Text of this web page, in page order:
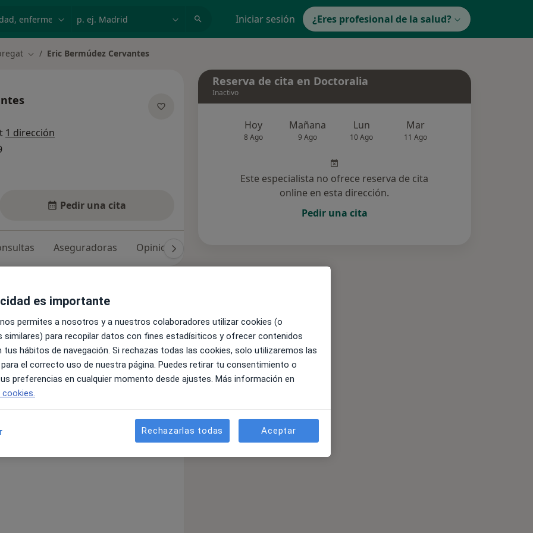
Iniciar sesión ¿Eres profesional de la salud?
Cambiar de ciudad
Eric Bermúdez Cervantes
1 dirección
Pedir una cita
Aseguradoras Opiniones (3)
pensamos en el mejor de los
sonidos. Sin embargo, la
encarga también de rehabilitación
pacientes que han sufrido una
voz y/o la rehabilitación de la
evidencia científica que va
efectivos en la rehabilitación. Es
a rehabilitar aquellos
decían "que no había nada que
Reserva de cita en Doctoralia
Inactivo
Hoy
8 Ago
Mañana
9 Ago
Lun
10 Ago
Mar
11 Ago
Este especialista no ofrece reserva de cita
online en esta dirección.
Pedir una cita
es importante
permites a nosotros y a nuestros colaboradores utilizar cookies (o
similares) para recopilar datos con fines estadísiticos y ofrecer contenidos
tus hábitos de navegación. Si rechazas todas las cookies, solo utilizaremos las
el correcto uso de nuestra página. Puedes retirar tu consentimiento o
preferencias en cualquier momento desde ajustes. Más información en
Rechazarlas todas Aceptar